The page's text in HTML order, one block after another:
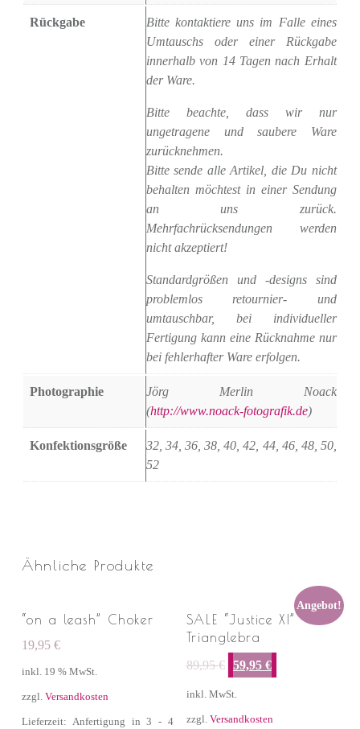
Rückgabe
Bitte kontaktiere uns im Falle eines
Umtauschs oder einer Rückgabe
innerhalb von 14 Tagen nach Erhalt
der Ware.
Bitte beachte, dass wir nur
ungetragene und saubere Ware
zurücknehmen.
Bitte sende alle Artikel, die Du nicht
behalten möchtest in einer Sendung
an uns zurück.
Mehrfachrücksendungen werden
nicht akzeptiert!
Standardgrößen und -designs sind
problemlos retournier- und
umtauschbar, bei individueller
Fertigung kann eine Rücknahme nur
bei fehlerhafter Ware erfolgen.
Photographie
Jörg Merlin Noack
(http://www.noack-fotografik.de)
Konfektionsgröße
32, 34, 36, 38, 40, 42, 44, 46, 48, 50,
52
Ähnliche Produkte
“on a leash” Choker
19,95 €
inkl. 19 % MwSt.
zzgl. Versandkosten
Lieferzeit: Anfertigung in 3 - 4
Angebot!
SALE “Justice XI” –
Trianglebra
89,95€
Ursprünglicher Preis war: 89,95 €
59,95 €
Aktueller Preis ist: 59,95 €.
inkl. MwSt.
zzgl. Versandkosten